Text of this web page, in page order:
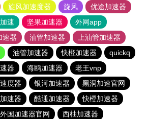
旋风加速度器 旋风
优途加速器
速 坚果加速器
外网app
速器 油管加速器
上油管加速器
油管加速器 快橙加速器
quickq
器 海鸥加速器
老王vnp
度器 银河加速器
黑洞加速官网
速器 酷通加速器
快橙加速器
国加速器官网 西柚加速器